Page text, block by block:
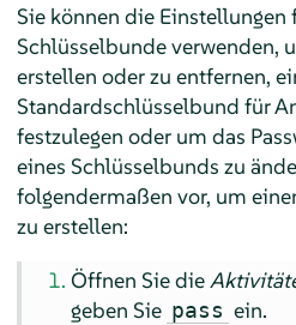
Sie können die Einstellungen
Schlüsselbunde verwenden,
erstellen oder zu entfernen,
Standardschlüsselbund für
festzulegen oder um das
eines Schlüsselbunds zu
folgendermaßen vor, um
zu erstellen:
Öffnen Sie die
geben Sie pass ein.